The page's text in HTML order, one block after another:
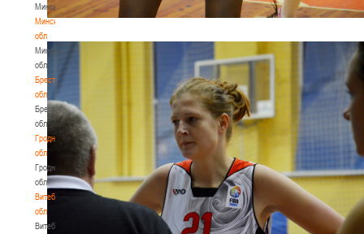
Минск
Минская
обл
Минская
обл
Брестская
обл
Брестская
обл
Гродненская
обл
Гродненская
обл
Витебская
обл
Витебская